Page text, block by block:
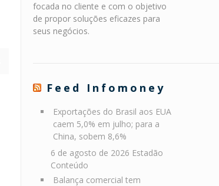
focada no cliente e com o objetivo
de propor soluções eficazes para
seus negócios.
Feed Infomoney
Exportações do Brasil aos EUA
caem 5,0% em julho; para a
China, sobem 8,6%
6 de agosto de 2026 Estadão
Conteúdo
Balança comercial tem